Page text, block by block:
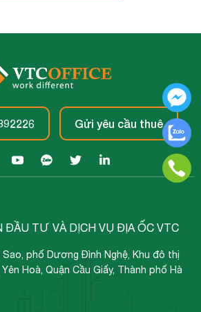
Gửi yêu cầu thuê
ĐẦU TƯ VÀ DỊCH VỤ ĐỊA ỐC VTC
phố Dương Đình Nghệ, Khu đô thị
Hoà, Quận Cầu Giấy, Thành phố Hà